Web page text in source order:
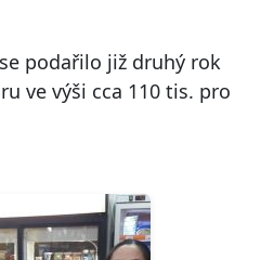
podařilo již druhý rok
ve výši cca 110 tis. pro